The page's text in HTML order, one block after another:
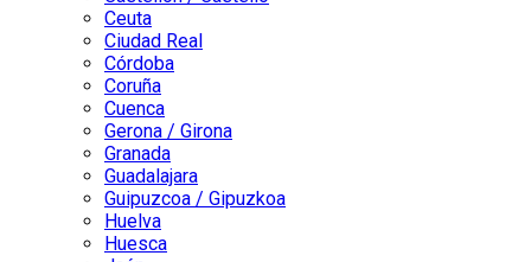
Ceuta
Ciudad Real
Córdoba
Coruña
Cuenca
Gerona / Girona
Granada
Guadalajara
Guipuzcoa / Gipuzkoa
Huelva
Huesca